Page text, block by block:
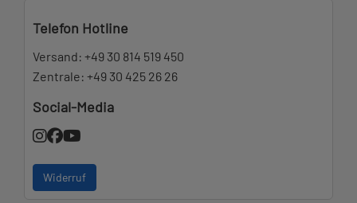
Telefon Hotline
Versand: +49 30 814 519 450
Zentrale: +49 30 425 26 26
Social-Media
Widerruf